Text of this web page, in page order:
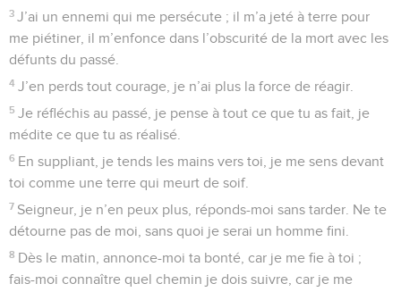
3 J’ai un ennemi qui me persécute ; il m’a jeté à terre pour
me piétiner, il m’enfonce dans l’obscurité de la mort avec les
défunts du passé.
4 J’en perds tout courage, je n’ai plus la force de réagir.
5 Je réfléchis au passé, je pense à tout ce que tu as fait, je
médite ce que tu as réalisé.
6 En suppliant, je tends les mains vers toi, je me sens devant
toi comme une terre qui meurt de soif.
7 Seigneur, je n’en peux plus, réponds-moi sans tarder. Ne te
détourne pas de moi, sans quoi je serai un homme fini.
8 Dès le matin, annonce-moi ta bonté, car je me fie à toi ;
fais-moi connaître quel chemin je dois suivre, car je me